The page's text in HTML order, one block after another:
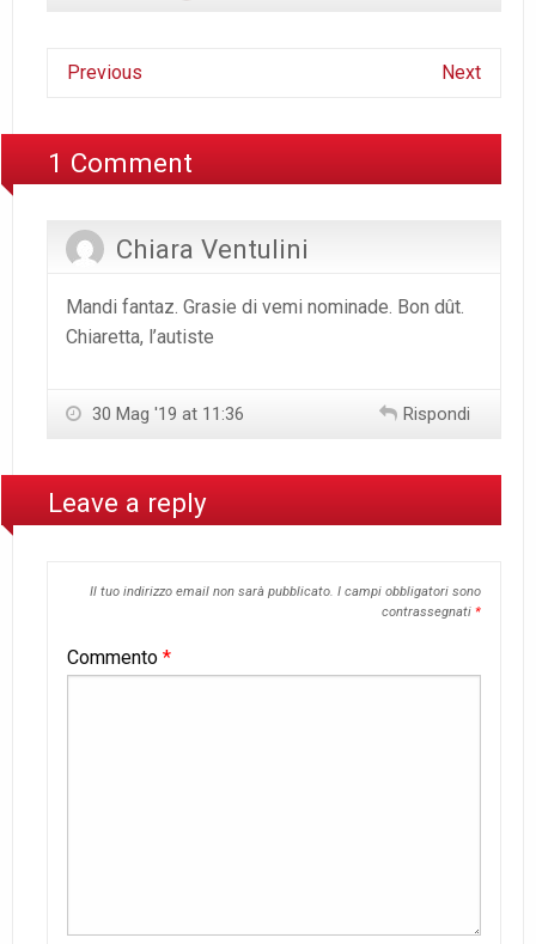
Previous Next
1 Comment
Chiara Ventulini
Mandi fantaz. Grasie di vemi nominade. Bon dût.
Chiaretta, l’autiste
30 Mag '19 at 11:36 Rispondi
Leave a reply
Il tuo indirizzo email non sarà pubblicato. I campi obbligatori sono
contrassegnati *
Commento *